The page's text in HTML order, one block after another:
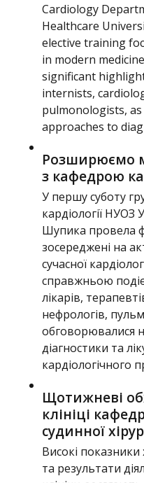
Cardiology
Healthcare
elective training
in modern
significant
internists,
pulmonologists,
approaches to
Розширюємо
з кафедрою
У першу суботу
кардіології НУОЗ
Шупика провела
зосереджені на
сучасної
справжньою
лікарів,
нефрологів,
обговорювалися
діагностики та
кардіологічного
Щотижневі
клініці
судинної
Високі показники
та результати